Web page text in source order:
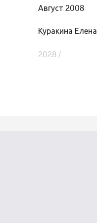
Август 2008
Куракина Елена
2028 /